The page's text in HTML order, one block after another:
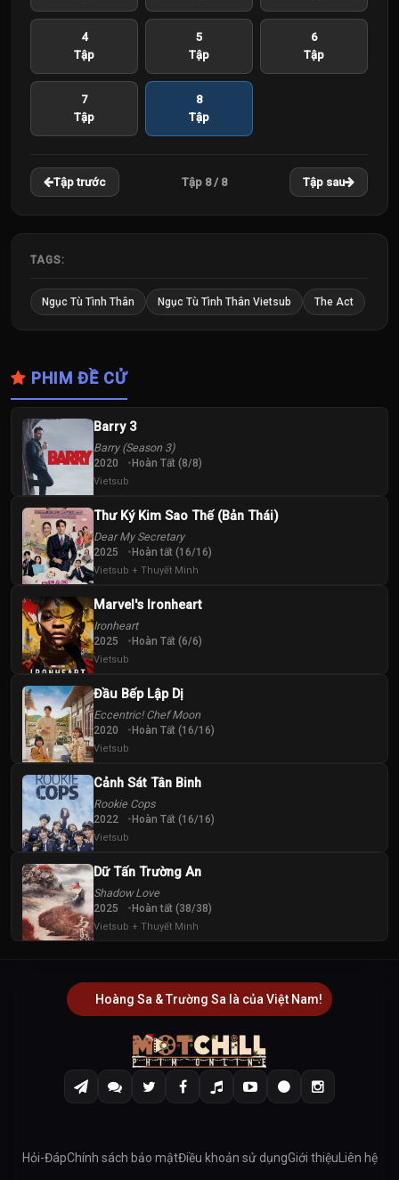
4
Tập
5
Tập
6
Tập
7
Tập
8
Tập
Tập trước Tập 8 / 8 Tập sau
TAGS:
Ngục Tù Tình Thân Ngục Tù Tình Thân Vietsub The Act
PHIM ĐỀ CỬ
Barry 3
Barry (Season 3)
2020 Hoàn Tất (8/8)
Vietsub
Thư Ký Kim Sao Thế (Bản Thái)
Dear My Secretary
2025 Hoàn tất (16/16)
Vietsub + Thuyết Minh
Marvel's Ironheart
Ironheart
2025 Hoàn Tất (6/6)
Vietsub
Đầu Bếp Lập Dị
Eccentric! Chef Moon
2020 Hoàn Tất (16/16)
Vietsub
Cảnh Sát Tân Binh
Rookie Cops
2022 Hoàn Tất (16/16)
Vietsub
Dữ Tấn Trường An
Shadow Love
2025 Hoàn tất (38/38)
Vietsub + Thuyết Minh
Hoàng Sa & Trường Sa là của Việt Nam!
Hỏi-ĐápChính sách bảo mậtĐiều khoản sử dụngGiới thiệu Liên hệ